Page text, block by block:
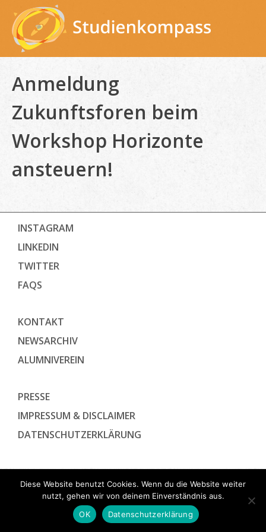
content
Anmeldung
Zukunftsforen beim
Workshop Horizonte
ansteuern!
INSTAGRAM
LINKEDIN
TWITTER
FAQS
KONTAKT
NEWSARCHIV
ALUMNIVEREIN
PRESSE
IMPRESSUM & DISCLAIMER
DATENSCHUTZ­ERKLÄRUNG
Diese Website benutzt Cookies. Wenn du die Website weiter
nutzt, gehen wir von deinem Einverständnis aus.
OK
Datenschutzerklärung